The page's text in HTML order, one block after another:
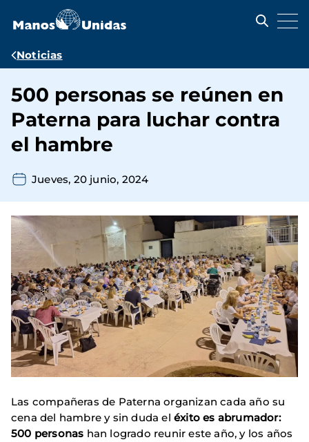
contenido
Ruta
navegación
Noticias
500 personas se reúnen en
Paterna para luchar contra
el hambre
Jueves, 20 junio, 2024
Las compañeras de Paterna organizan cada año su
cena del hambre y sin duda el éxito es abrumador:
500 personas han logrado reunir este año, y los años